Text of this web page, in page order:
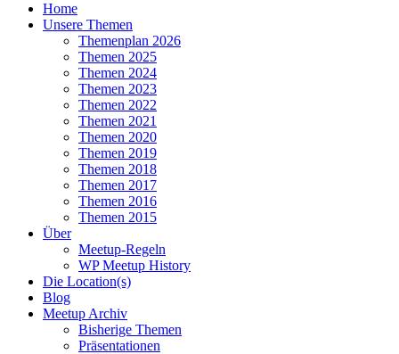
Home
Unsere Themen
Themenplan 2026
Themen 2025
Themen 2024
Themen 2023
Themen 2022
Themen 2021
Themen 2020
Themen 2019
Themen 2018
Themen 2017
Themen 2016
Themen 2015
Über
Meetup-Regeln
WP Meetup History
Die Location(s)
Blog
Meetup Archiv
Bisherige Themen
Präsentationen